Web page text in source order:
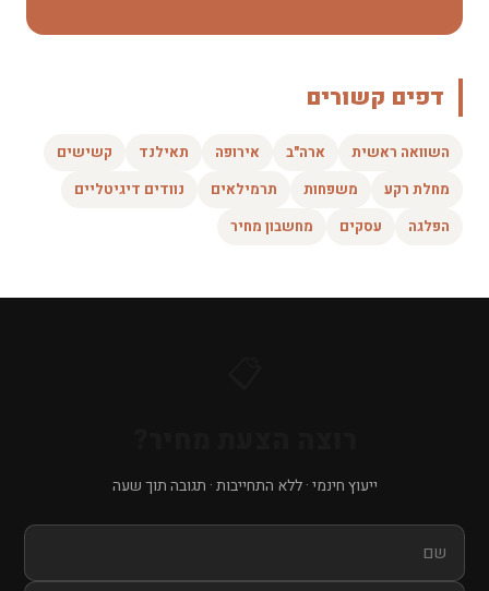
דפים קשורים
השוואה ראשית ארה"ב אירופה תאילנד
קשישים
מחלת רקע
משפחות תרמילאים
נוודים דיגיטליים
הפלגה
עסקים מחשבון מחיר
ייעוץ חינמי · ללא התחייבות · תגובה תוך שעה